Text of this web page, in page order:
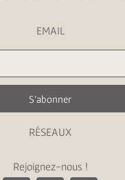
EMAIL
S'abonner
RÉSEAUX
Rejoignez-nous !